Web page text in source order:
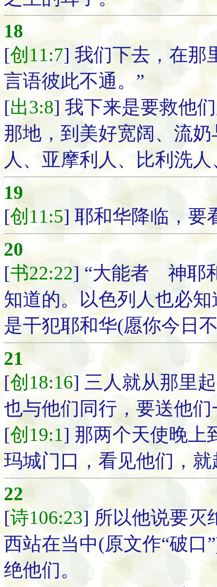
18
[创11:7] 我们下去，在那
言语彼此不通。”
[出3:8] 我下来是要救他
那地，到美好宽阔、流
人、亚摩利人、比利洗
19
[创11:5] 耶和华降临，要
20
[书22:22] “大能者 神耶
知道的。以色列人也必
是干犯耶和华(愿你今日
21
[创18:16] 三人就从那里
也与他们同行，要送他们
[创19:1] 那两个天使晚上
玛城门口，看见他们，
22
[诗106:23] 所以他说要灭
西站在当中(原文作“破口
绝他们。